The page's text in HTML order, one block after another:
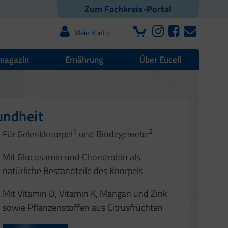
Zum Fachkreis-Portal
Mein Konto
Ernährung Über Eucell
Für Gelenkknorpel1 und Bindegewebe2
Mit Glucosamin und Chondroitin als
natürliche Bestandteile des Knorpels
Mit Vitamin D, Vitamin K, Mangan und Zink
sowie Pflanzenstoffen aus Citrusfrüchten
Faszien
1
2
1 2